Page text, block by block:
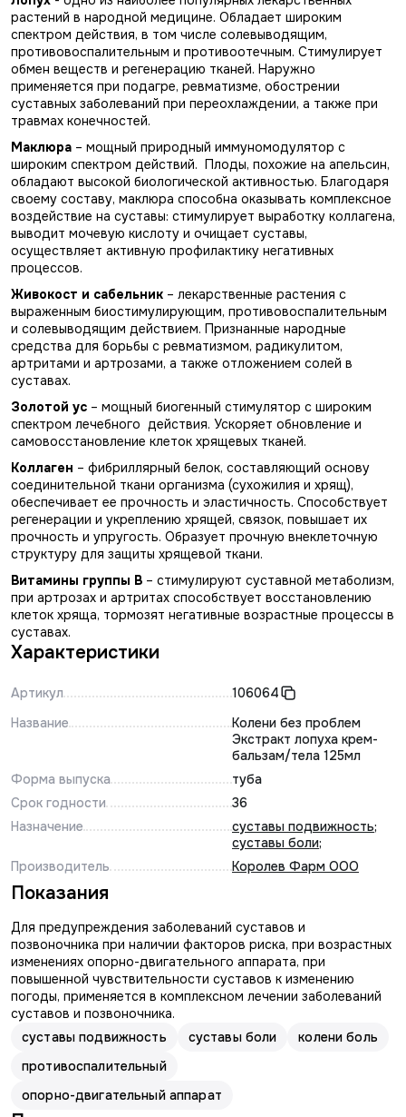
растений в народной медицине. Обладает широким
спектром действия, в том числе солевыводящим,
противовоспалительным и противоотечным. Стимулирует
обмен веществ и регенерацию тканей. Наружно
применяется при подагре, ревматизме, обострении
суставных заболеваний при переохлаждении, а также при
травмах конечностей.
Маклюра – мощный природный иммуномодулятор с
широким спектром действий. Плоды, похожие на апельсин,
обладают высокой биологической активностью. Благодаря
своему составу, маклюра способна оказывать комплексное
воздействие на суставы: стимулирует выработку коллагена,
выводит мочевую кислоту и очищает суставы,
осуществляет активную профилактику негативных
процессов.
Живокост и сабельник – лекарственные растения с
выраженным биостимулирующим, противовоспалительным
и солевыводящим действием. Признанные народные
средства для борьбы с ревматизмом, радикулитом,
артритами и артрозами, а также отложением солей в
суставах.
Золотой ус – мощный биогенный стимулятор с широким
спектром лечебного действия. Ускоряет обновление и
самовосстановление клеток хрящевых тканей.
Коллаген – фибриллярный белок, составляющий основу
соединительной ткани организма (сухожилия и хрящ),
обеспечивает ее прочность и эластичность. Способствует
регенерации и укреплению хрящей, связок, повышает их
прочность и упругость. Образует прочную внеклеточную
структуру для защиты хрящевой ткани.
Витамины группы В – стимулируют суставной метаболизм,
при артрозах и артритах способствует восстановлению
клеток хряща, тормозят негативные возрастные процессы в
суставах.
Характеристики
Артикул
106064
Название
Колени без проблем
Экстракт лопуха крем-
бальзам/тела 125мл
Форма выпуска
туба
Срок годности
36
Назначение
суставы подвижность;
суставы боли;
Производитель
Королев Фарм ООО
Показания
Для предупреждения заболеваний суставов и
позвоночника при наличии факторов риска, при возрастных
изменениях опорно-двигательного аппарата, при
повышенной чувствительности суставов к изменению
погоды, применяется в комплексном лечении заболеваний
суставов и позвоночника.
суставы подвижность
суставы боли
колени боль
противоспалительный
опорно-двигательный аппарат